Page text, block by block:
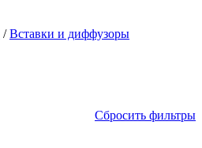
/ Вставки и диффузоры
Сбросить фильтры